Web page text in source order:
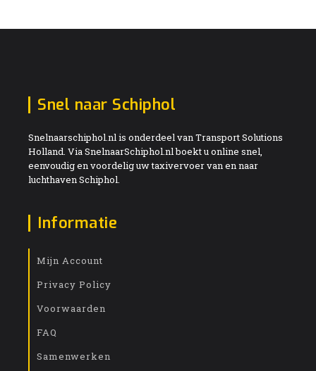
Snel naar Schiphol
Snelnaarschiphol.nl is onderdeel van Transport Solutions
Holland. Via SnelnaarSchiphol.nl boekt u online snel,
eenvoudig en voordelig uw taxivervoer van en naar
luchthaven Schiphol.
Informatie
Mijn Account
Privacy Policy
Voorwaarden
FAQ
Samenwerken